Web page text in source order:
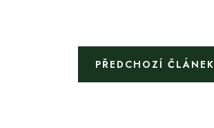
PŘEDCHOZÍ ČLÁNEK